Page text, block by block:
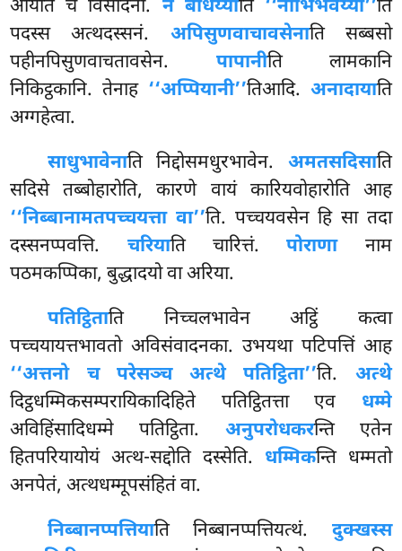
आयति च विसादना. न बाधेय्याति ‘‘नाभिभवेय्या’’ति
पदस्स अत्थदस्सनं. अपिसुणवाचावसेनाति सब्बसो
पहीनपिसुणवाचतावसेन. पापानीति लामकानि
निकिट्ठकानि. तेनाह ‘‘अप्पियानी’’तिआदि. अनादायाति
अग्गहेत्वा.
साधुभावेनातिनिद्दोसमधुरभावेन. अमतसदिसाति
सदिसे तब्बोहारोति, कारणे वायं कारियवोहारोति आह
‘‘निब्बानामतपच्चयत्ता वा’’ति. पच्चयवसेन हि सा तदा
दस्सनप्पवत्ति. चरियाति चारित्तं.पोराणानाम
पठमकप्पिका, बुद्धादयो वा अरिया.
पतिट्ठिताति निच्चलभावेन अट्ठिं कत्वा
पच्चयायत्तभावतो अविसंवादनका. उभयथा पटिपत्तिं आह
‘‘अत्तनो च परेसञ्च अत्थे पतिट्ठिता’’ति. अत्थे
दिट्ठधम्मिकसम्परायिकादिहिते पतिट्ठितत्ता एव धम्मे
अविहिंसादिधम्मे पतिट्ठिता. अनुपरोधकरन्ति एतेन
हितपरियायोयं अत्थ-सद्दोति दस्सेति. धम्मिकन्ति धम्मतो
अनपेतं, अत्थधम्मूपसंहितं वा.
निब्बानप्पत्तियाति निब्बानप्पत्तियत्थं. दुक्खस्स